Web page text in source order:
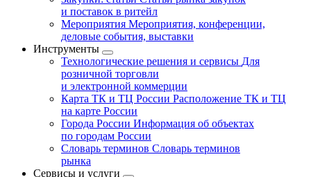
и поставок в ритейл
Мероприятия Мероприятия, конференции,
деловые события, выставки
Инструменты
Технологические решения и сервисы Для
розничной торговли
и электронной коммерции
Карта ТК и ТЦ России Расположение ТК и ТЦ
на карте России
Города России Информация об объектах
по городам России
Словарь терминов Словарь терминов
рынка
Сервисы и услуги